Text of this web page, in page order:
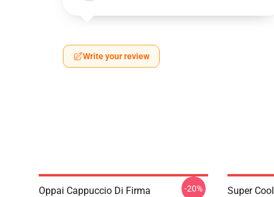
Write your review
Oppai Cappuccio Di Firma -20% Super